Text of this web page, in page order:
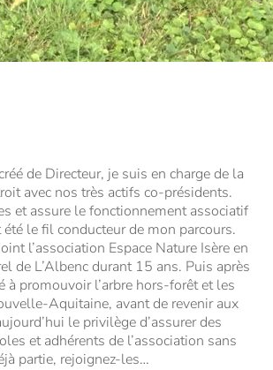
de Directeur, je suis en charge de la
avec nos très actifs co-présidents.
et assure le fonctionnement associatif
le fil conducteur de mon parcours.
l’association Espace Nature Isère en
de L’Albenc durant 15 ans. Puis après
à promouvoir l’arbre hors-forêt et les
Aquitaine, avant de revenir aux
le privilège d’assurer des
et adhérents de l’association sans
partie, rejoignez-les…